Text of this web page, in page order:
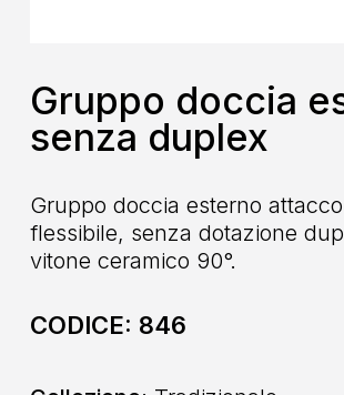
Gruppo doccia
senza duplex
Gruppo doccia esterno
flessibile, senza dotazione
vitone ceramico 90°.
CODICE: 846